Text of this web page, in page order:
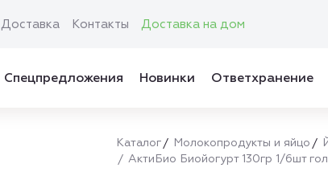
Доставка Контакты Доставка на дом
Спецпредложения Новинки Ответхранение
Каталог Молокопродукты и яйцо
АктиБио Биойогурт 130гр 1/6шт